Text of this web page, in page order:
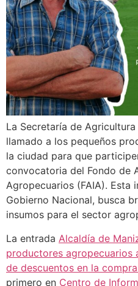
La Secretaría de
llamado a los pequeños
la ciudad para que
convocatoria del Fondo de
Agropecuarios (FAIA). Esta
Gobierno Nacional, busca
insumos para el sector
La entrada Alcaldía de
productores agropecuarios
de descuentos en la
primero en Centro de